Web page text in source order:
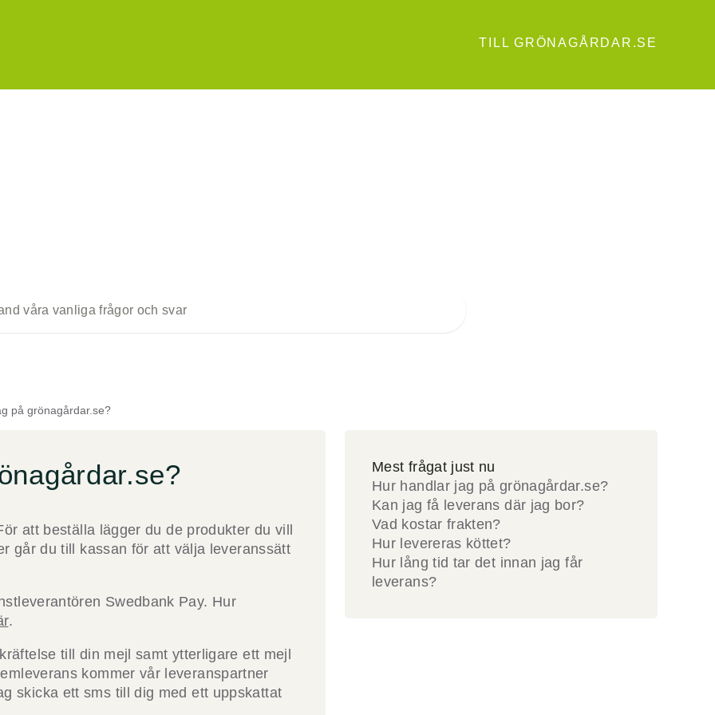
TILL GRÖNAGÅRDAR.SE
på grönagårdar.se?
att beställa lägger du de produkter du vill
går du till kassan för att välja leveranssätt
Swedbank Pay. Hur
.
till din mejl samt ytterligare ett mejl
kommer vår leveranspartner
skicka ett sms till dig med ett uppskattat
Mest frågat just nu
Hur handlar jag på grönagårdar.se?
Kan jag få leverans där jag bor?
Vad kostar frakten?
Hur levereras köttet?
Hur lång tid tar det innan jag får
leverans?